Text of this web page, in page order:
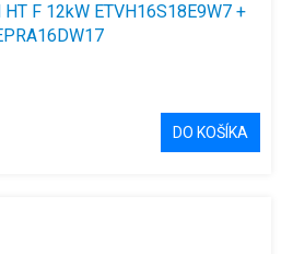
F 12kW ETVH16S18E9W7 +
DO KOŠÍKA